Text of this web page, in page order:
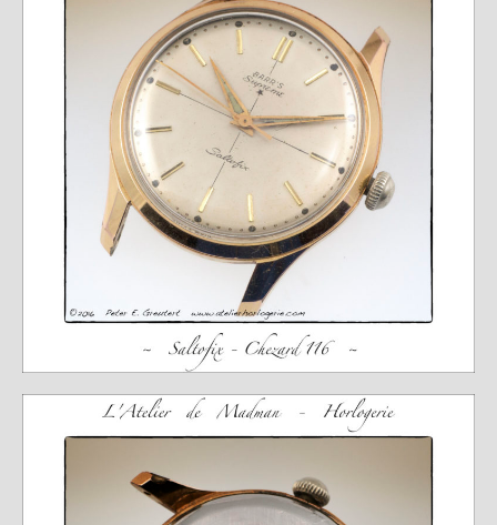
Grands Horlogers
Abraham-Louis Breguet
Christian Gottfried Hahn
Jean-Antoine Lépine
Dossiers constructeur
Fabricants et poinçons
Exemple de tarifs manufacture
Outillage horloger
Expositions
Témoignages
A Propos